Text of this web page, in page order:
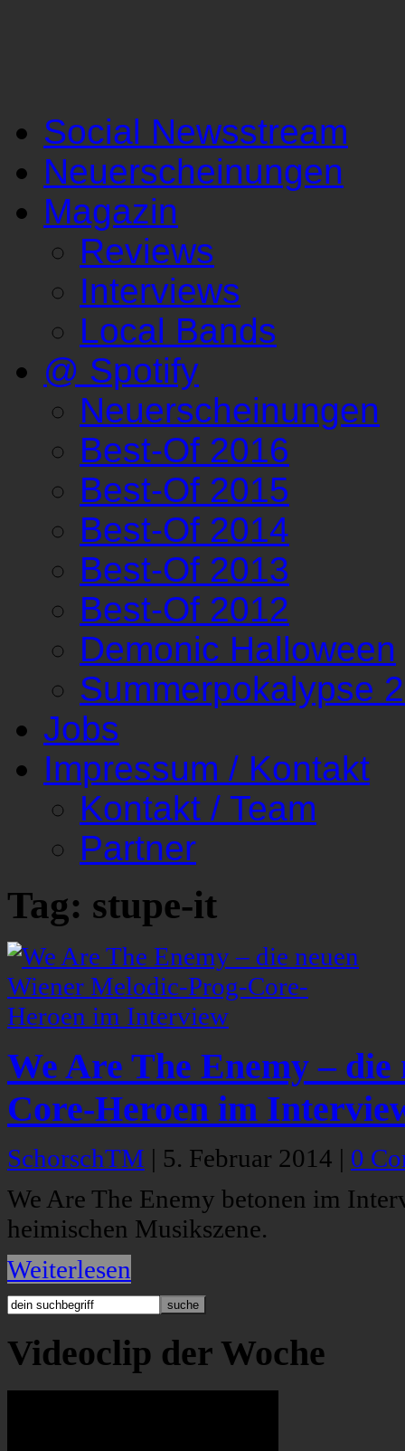
Social Newsstream
Neuerscheinungen
Magazin
Reviews
Interviews
Local Bands
@ Spotify
Neuerscheinungen
Best-Of 2016
Best-Of 2015
Best-Of 2014
Best-Of 2013
Best-Of 2012
Demonic Halloween
Summerpokalypse
Jobs
Impressum / Kontakt
Kontakt / Team
Partner
Tag: stupe-it
We Are The Enemy –
Core-Heroen im
SchorschTM | 5. Februar 2014 | 0
We Are The Enemy betonen im
heimischen Musikszene.
Weiterlesen
Videoclip der Woche